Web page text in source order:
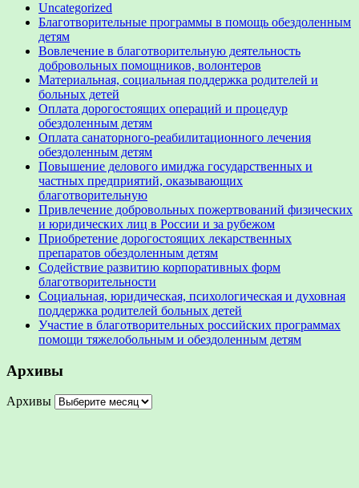
Uncategorized
Благотворительные программы в помощь обездоленным
детям
Вовлечение в благотворительную деятельность
добровольных помощников, волонтеров
Материальная, социальная поддержка родителей и
больных детей
Оплата дорогостоящих операций и процедур
обездоленным детям
Оплата санаторного-реабилитационного лечения
обездоленным детям
Повышение делового имиджа государственных и
частных предприятий, оказывающих
благотворительную
Привлечение добровольных пожертвований физических
и юридических лиц в России и за рубежом
Приобретение дорогостоящих лекарственных
препаратов обездоленным детям
Содействие развитию корпоративных форм
благотворительности
Социальная, юридическая, психологическая и духовная
поддержка родителей больных детей
Участие в благотворительных российских программах
помощи тяжелобольным и обездоленным детям
Архивы
Архивы